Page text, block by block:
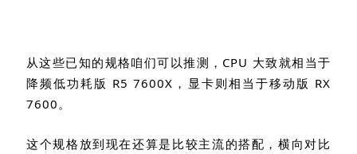
从这些已知的规格咱们可以推测， CPU 大致就相当于
降频低功耗版 R5 7600X ，显卡则相当于移动版 RX
7600 。
这个规格放到现在还算是比较主流的搭配，横向对比